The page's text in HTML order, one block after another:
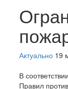
Актуально 19
В
Правил